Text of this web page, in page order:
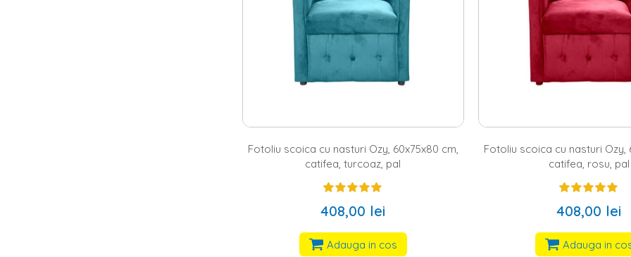
Fotoliu scoica cu nasturi Ozy, 60x75x80 cm,
catifea, turcoaz, pal
408,00 lei
Adauga in cos
Fotoliu scoica cu nasturi Ozy,
catifea, rosu, pal
408,00 lei
Adauga in